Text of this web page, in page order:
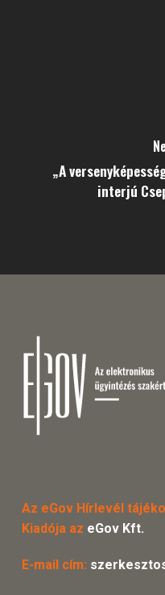
„A
interjú
Az eGov Hírlevél
Kiadója az eGov Kft.
E-mail cím: